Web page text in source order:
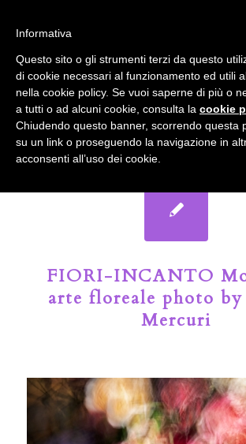
Il Blog del Garden Club di
FIORI-INCANTO
arte floreale photo
Mercuri
accetta l'uso dei cookies previsto nella
Fai clic per abilitare/disabilitare il
Google Analytics.
OK Privacy e cookie
Informativa
Questo sito o gli strumenti terzi da questo
di cookie necessari al funzionamento ed utili
nella cookie policy. Se vuoi saperne di più o
a tutti o ad alcuni cookie, consulta la cookie
Chiudendo questo banner, scorrendo questa
su un link o proseguendo la navigazione in
acconsenti all’uso dei cookie.